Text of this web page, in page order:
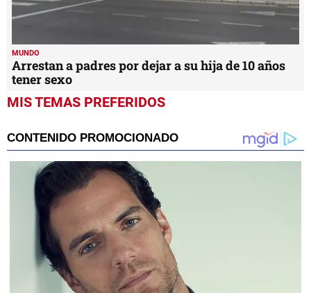
MUNDO
Arrestan a padres por dejar a su hija de 10 años
tener sexo
MIS TEMAS PREFERIDOS